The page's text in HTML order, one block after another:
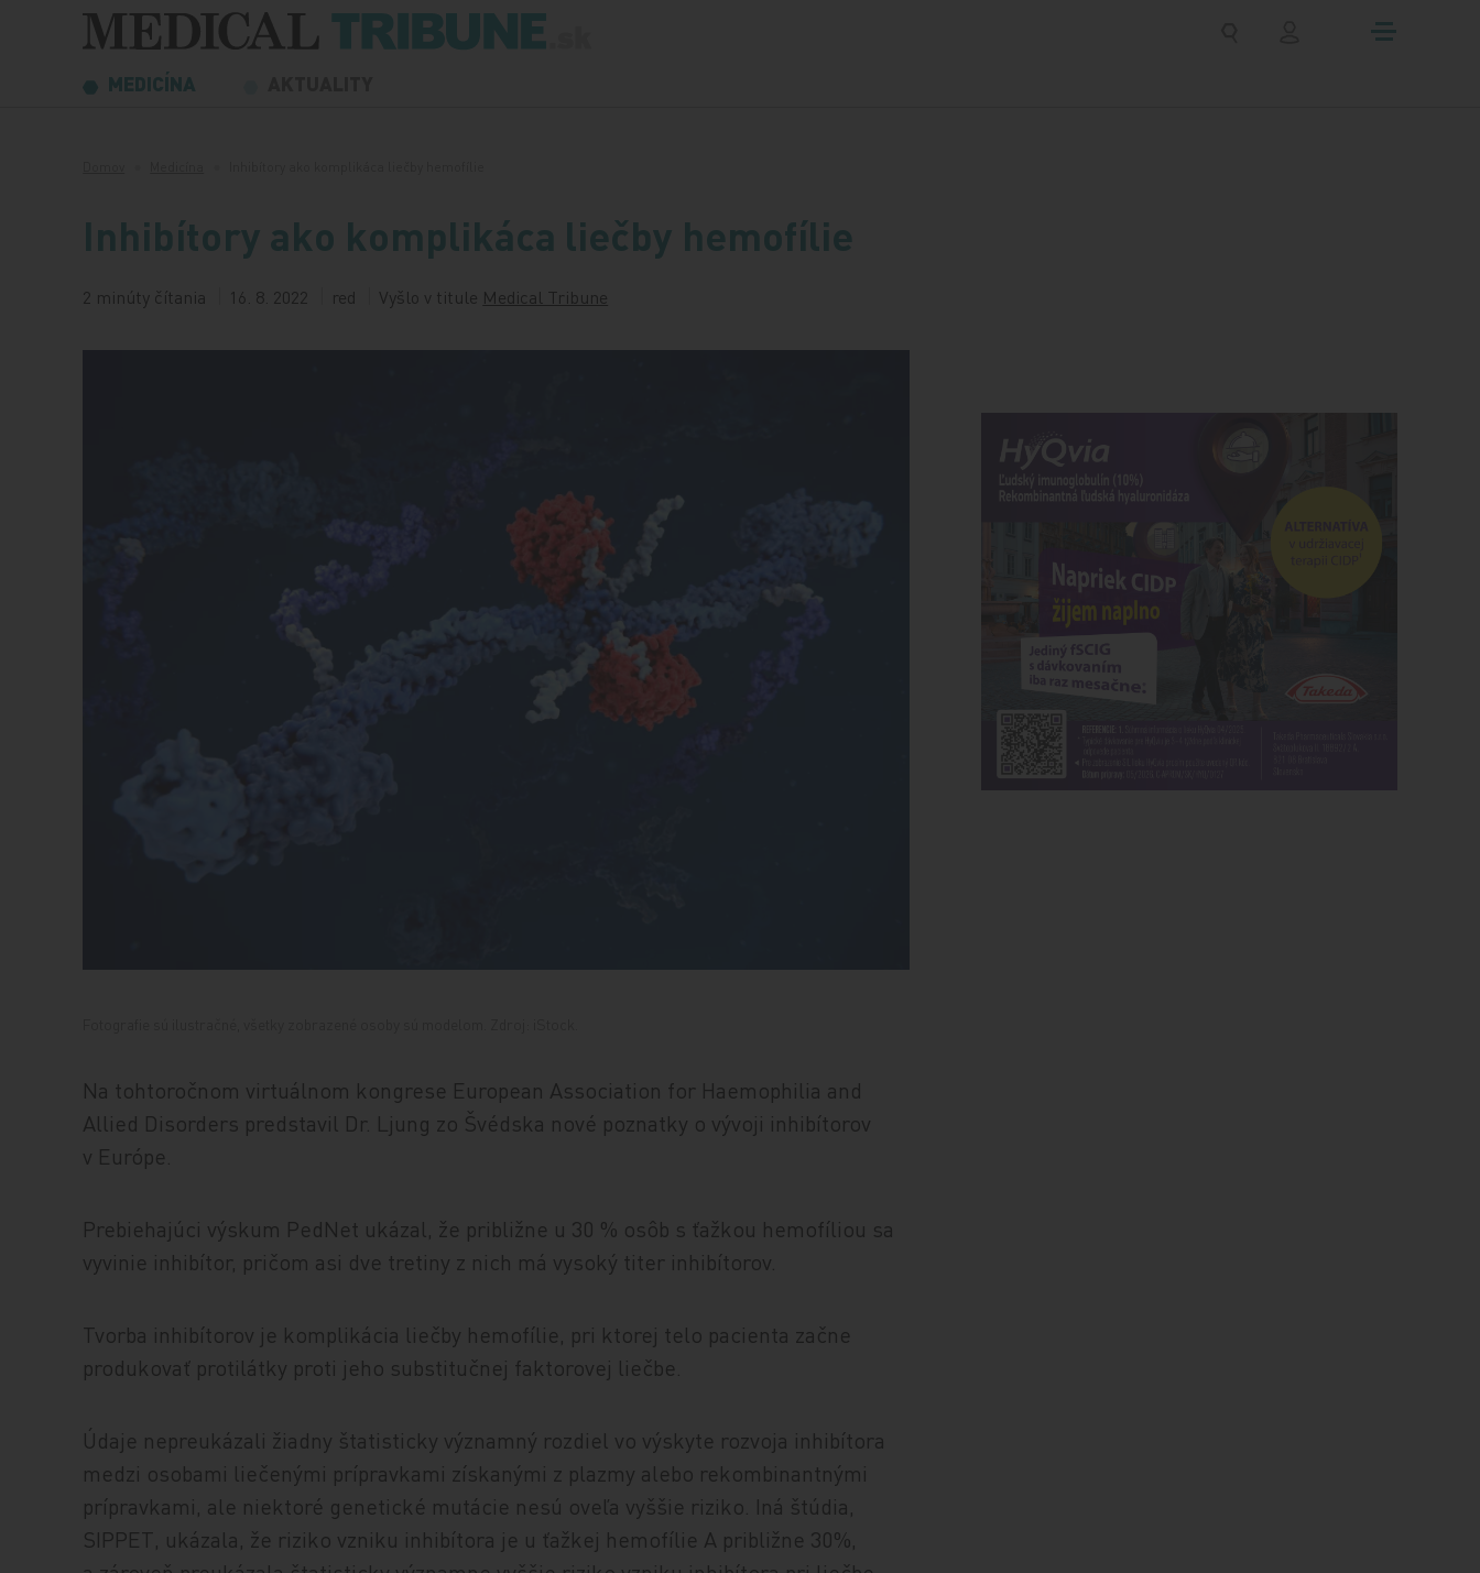
Preskočiť na obsah
MEDICÍNA
Inhibítory ako komplikáca liečby hemofílie
2 minúty čítania 16. 8. 2022 red Vyšlo v titule Medical Tribune
Na tohtoročnom virtuálnom kongrese European Association for Haemophilia and
Allied Disorders predstavil Dr. Ljung zo Švédska nové poznatky o vývoji inhibítorov
v Európe.
Prebiehajúci výskum PedNet ukázal, že približne u 30 % osôb s ťažkou hemofíliou sa
vyvinie inhibítor, pričom asi dve tretiny z nich má vysoký titer inhibítorov.
Tvorba inhibítorov je komplikácia liečby hemofílie, pri ktorej telo pacienta začne
produkovať protilátky proti jeho substitučnej faktorovej liečbe.
Údaje nepreukázali žiadny štatisticky významný rozdiel vo výskyte rozvoja inhibítora
medzi osobami liečenými prípravkami získanými z plazmy alebo rekombinantnými
prípravkami, ale niektoré genetické mutácie nesú oveľa vyššie riziko. Iná štúdia,
SIPPET, ukázala, že riziko vzniku inhibítora je u ťažkej hemofílie A približne 30%,